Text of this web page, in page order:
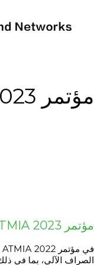
مؤتمر ATMIA 2023
مؤتمر ATMIA 2023